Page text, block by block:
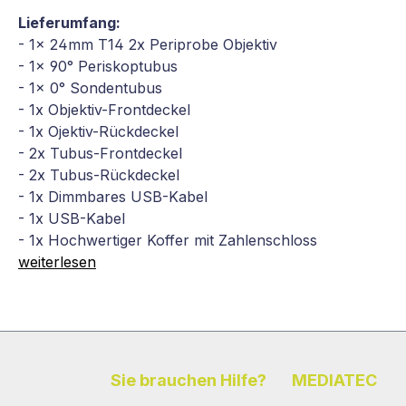
Lieferumfang:
- 1x 24mm T14 2x Periprobe Objektiv
- 1x 90° Periskoptubus
- 1x 0° Sondentubus
- 1x Objektiv-Frontdeckel
- 1x Ojektiv-Rückdeckel
- 2x Tubus-Frontdeckel
- 2x Tubus-Rückdeckel
- 1x Dimmbares USB-Kabel
- 1x USB-Kabel
- 1x Hochwertiger Koffer mit Zahlenschloss
weiterlesen
Sie brauchen Hilfe? MEDIATEC